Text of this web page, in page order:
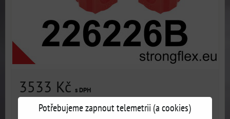
3533 Kč s DPH
Dostupnost:3 dni
Potřebujeme zapnout telemetrii (a cookies)